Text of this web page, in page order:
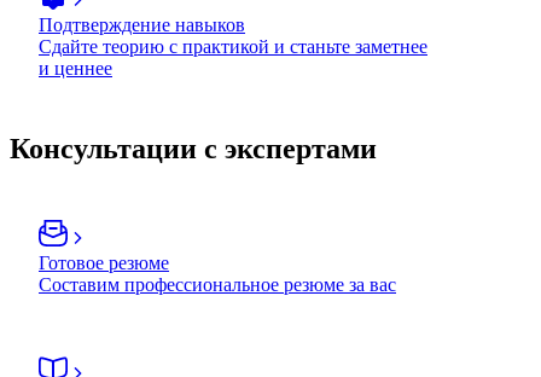
Подтверждение навыков
Сдайте теорию с практикой и станьте заметнее
и ценнее
Консультации с экспертами
Готовое резюме
Составим профессиональное резюме за вас